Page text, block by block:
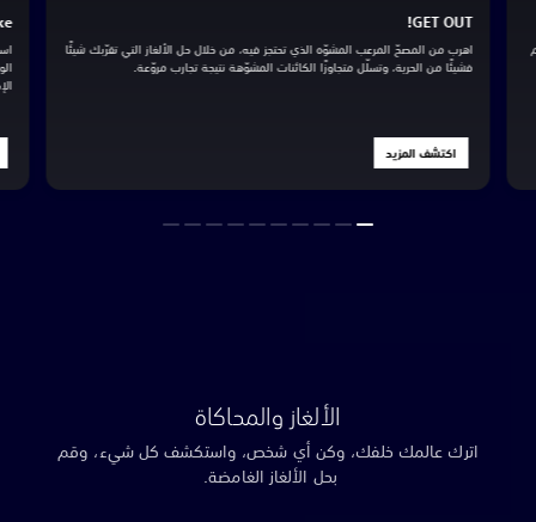
GET OUT!
اهرب من المصحّ المرعب المشوّه الذي تحتجز فيه، من خلال حل الألغاز التي تقرّبك شيئًا
فشيئًا من الحرية، وتسلّل متجاوزًا الكائنات المشوّهة نتيجة تجارب مروّعة.
اكتشف المزيد
الألغاز والمحاكاة
اترك عالمك خلفك، وكن أي شخص، واستكشف كل شيء، وقم
بحل الألغاز الغامضة.